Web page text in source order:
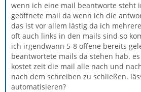
wenn ich eine mail beantworte steht
geöffnete mail da wenn ich die
das ist vor allem lästig da ich
oft auch links in den mails sind so
ich irgendwann 5-8 offene bereits
beantwortete mails da stehen hab.
kostet zeit die mail alle nach und
nach dem schreiben zu schließen.
automatisieren?